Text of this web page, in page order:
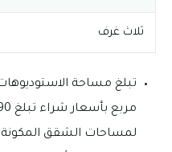
ثلاث غرف
لمساحات الشقق